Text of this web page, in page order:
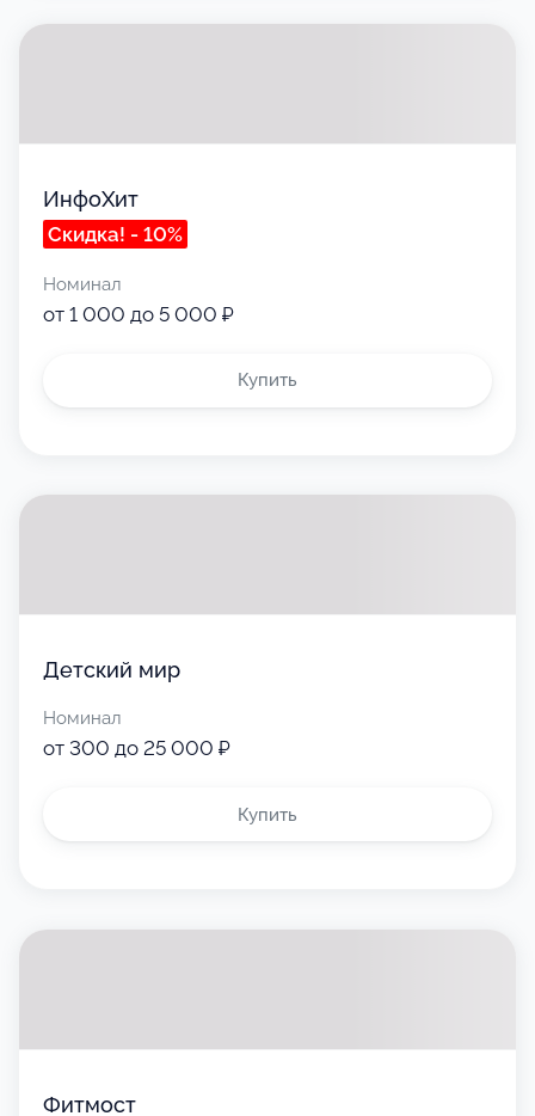
ИнфоХит
Скидка! - 10%
Номинал
от 1 000 до 5 000 ₽
Купить
Детский мир
Номинал
от 300 до 25 000 ₽
Купить
Фитмост